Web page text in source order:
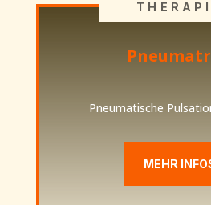
Pneumatische
MEHR